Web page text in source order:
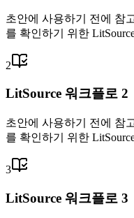
초안에 사용하기 전에 참
를 확인하기 위한
2
LitSource 워크플로 2
초안에 사용하기 전에 참
를 확인하기 위한
3
LitSource 워크플로 3